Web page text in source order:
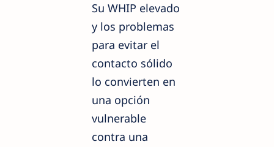
Su WHIP elevado
y los problemas
para evitar el
contacto sólido
lo convierten en
una opción
vulnerable
contra una